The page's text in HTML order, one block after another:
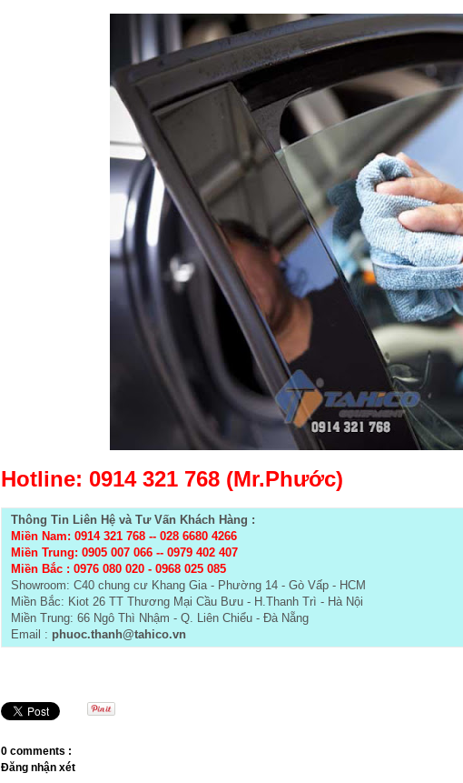
Hotline: 0914 321 768 (Mr.Phước)
Thông Tin Liên Hệ và Tư Vấn Khách Hàng :
Miền Nam: 0914 321 768-- 028 6680 4266
Miền Trung: 0905 007 066 -- 0979 402 407
Miền Bắc : 0976 080 020 - 0968 025 085
Showroom: C40 chung cư Khang Gia - Phường 14 - Gò Vấp - HCM
Miền Bắc: Kiot 26 TT Thương Mại Cầu Bưu - H.Thanh Trì - Hà Nội
Miền Trung: 66 Ngô Thì Nhậm - Q. Liên Chiểu - Đà Nẵng
Email : phuoc.thanh@tahico.vn
0 comments :
Đăng nhận xét